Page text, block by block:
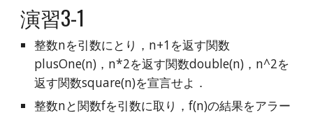
演習3-1
整数nを引数にとり，n+1を返す関数
plusOne(n)，n*2を返す関数double(n)，n^2を
返す関数square(n)を宣言せよ．
整数nと関数fを引数に取り，f(n)の結果をアラー